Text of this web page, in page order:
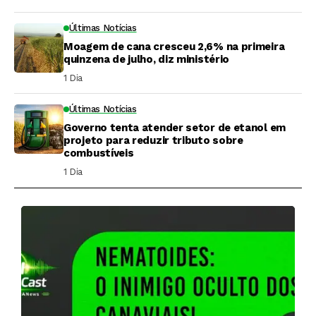
Últimas Notícias
Moagem de cana cresceu 2,6% na primeira
quinzena de julho, diz ministério
1 Dia ⁮
Últimas Notícias
Governo tenta atender setor de etanol em
projeto para reduzir tributo sobre
combustíveis
1 Dia ⁮